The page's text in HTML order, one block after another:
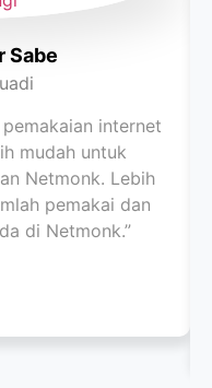
Sabe
internet
mudah untuk
Netmonk. Lebih
pemakai dan
di Netmonk.”